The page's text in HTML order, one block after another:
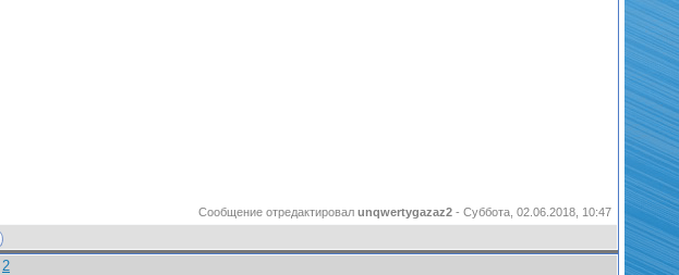
Сообщение отредактировал unqwertygazaz2 - Суббота, 02.06.2018, 10:47
2